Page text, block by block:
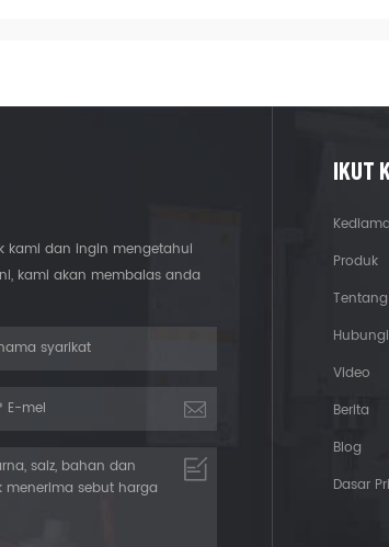
kami dan ingin mengetahui
kami akan membalas anda
IKUT
Produk
Video
Berita
Blog
Dasar